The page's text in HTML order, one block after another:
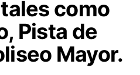
como
Pista de
Mayor.